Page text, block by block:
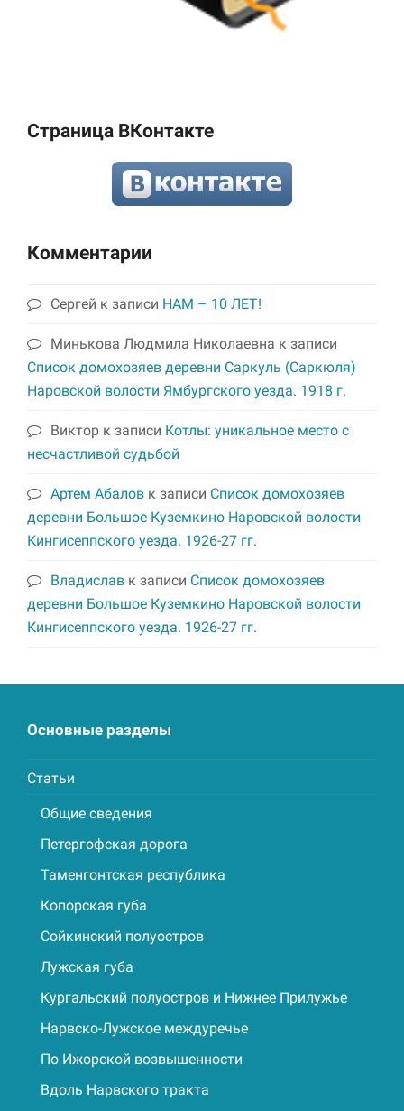
Страница ВКонтакте
Комментарии
Сергей к записи НАМ – 10 ЛЕТ!
Минькова Людмила Николаевна к записи
Список домохозяев деревни Саркуль (Саркюля)
Наровской волости Ямбургского уезда. 1918 г.
Виктор к записи Котлы: уникальное место с
несчастливой судьбой
Артем Абалов к записи Список домохозяев
деревни Большое Куземкино Наровской волости
Кингисеппского уезда. 1926-27 гг.
Владислав к записи Список домохозяев
деревни Большое Куземкино Наровской волости
Кингисеппского уезда. 1926-27 гг.
Основные разделы
Статьи
Общие сведения
Петергофская дорога
Таменгонтская республика
Копорская губа
Сойкинский полуостров
Лужская губа
Кургальский полуостров и Нижнее Прилужье
Нарвско-Лужское междуречье
По Ижорской возвышенности
Вдоль Нарвского тракта